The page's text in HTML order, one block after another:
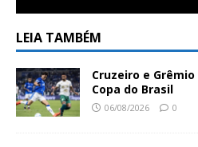
LEIA TAMBÉM
Cruzeiro e
Copa do Brasil
06/08/2026 0